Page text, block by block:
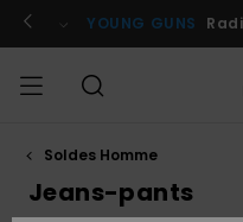
de
grille
des
produits
Se connecter /
YOUNG GUNS
HOMME
Shop
Shop
Homme
Soldes Homme
Jeans-pants